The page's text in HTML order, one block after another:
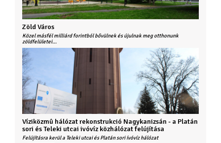
Zöld Város
Közel másfél milliárd forintból bővülnek és újulnak meg otthonunk
zöldfelületei...
Víziközmû hálózat rekonstrukció Nagykanizsán - a Platán
sori és Teleki utcai ivóvíz közhálózat felújítása
Felújításra kerül a Teleki utcai és Platán sori ívóvíz hálózat